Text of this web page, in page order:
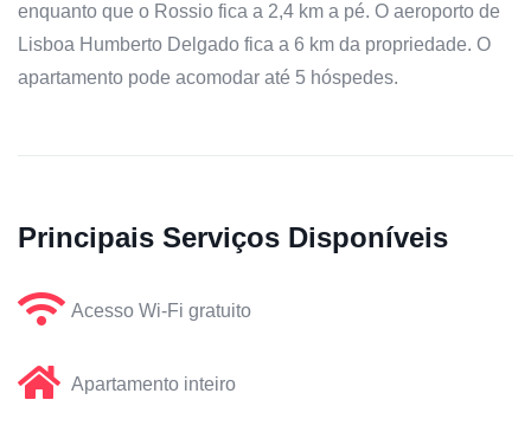
enquanto que o Rossio fica a 2,4 km a pé. O aeroporto de
Lisboa Humberto Delgado fica a 6 km da propriedade. O
apartamento pode acomodar até 5 hóspedes.
Principais Serviços Disponíveis
Acesso Wi-Fi gratuito
Apartamento inteiro